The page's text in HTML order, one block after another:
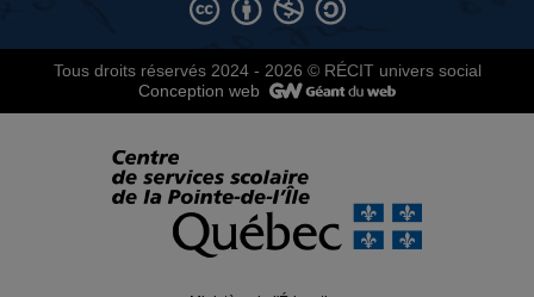
Tous droits réservés 2024 - 2026 © RÉCIT univers social
Conception web